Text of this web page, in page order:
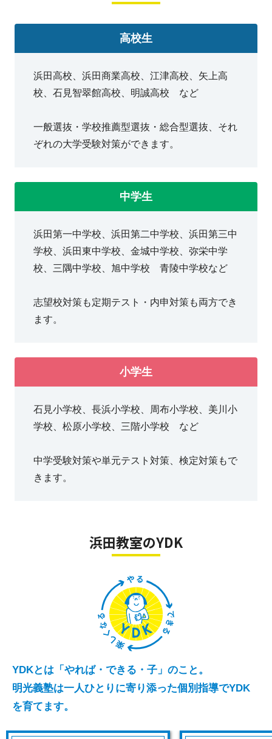
土 13：00～19：30）は教室へのお問い合わせもお待
高校生
浜田高校、浜田商業高校、江津高校、矢上高
校、石見智翠館高校、明誠高校 など
一般選抜・学校推薦型選抜・総合型選抜、それ
ぞれの大学受験対策ができます。
中学生
浜田第一中学校、浜田第二中学校、浜田第三中
学校、浜田東中学校、金城中学校、弥栄中学
校、三隅中学校、旭中学校 青陵中学校など
志望校対策も定期テスト・内申対策も両方でき
ます。
小学生
石見小学校、長浜小学校、周布小学校、美川小
学校、松原小学校、三階小学校 など
中学受験対策や単元テスト対策、検定対策もで
きます。
浜田教室のYDK
YDKとは「やれば・できる・子」のこと。
明光義塾は一人ひとりに寄り添った個別指導でYDK
を育てます。